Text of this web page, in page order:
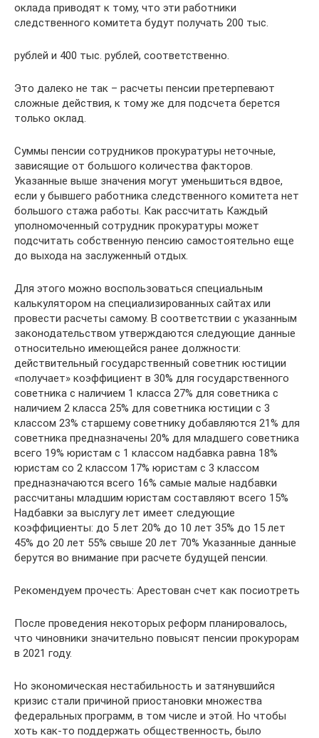
оклада приводят к тому, что эти работники
следственного комитета будут получать 200 тыс.
рублей и 400 тыс. рублей, соответственно.
Это далеко не так – расчеты пенсии претерпевают
сложные действия, к тому же для подсчета берется
только оклад.
Суммы пенсии сотрудников прокуратуры неточные,
зависящие от большого количества факторов.
Указанные выше значения могут уменьшиться вдвое,
если у бывшего работника следственного комитета нет
большого стажа работы. Как рассчитать Каждый
уполномоченный сотрудник прокуратуры может
подсчитать собственную пенсию самостоятельно еще
до выхода на заслуженный отдых.
Для этого можно воспользоваться специальным
калькулятором на специализированных сайтах или
провести расчеты самому. В соответствии с указанным
законодательством утверждаются следующие данные
относительно имеющейся ранее должности:
действительный государственный советник юстиции
«получает» коэффициент в 30% для государственного
советника с наличием 1 класса 27% для советника с
наличием 2 класса 25% для советника юстиции с 3
классом 23% старшему советнику добавляются 21% для
советника предназначены 20% для младшего советника
всего 19% юристам с 1 классом надбавка равна 18%
юристам со 2 классом 17% юристам с 3 классом
предназначаются всего 16% самые малые надбавки
рассчитаны младшим юристам составляют всего 15%
Надбавки за выслугу лет имеет следующие
коэффициенты: до 5 лет 20% до 10 лет 35% до 15 лет
45% до 20 лет 55% свыше 20 лет 70% Указанные данные
берутся во внимание при расчете будущей пенсии.
Рекомендуем прочесть: Арестован счет как посиотреть
После проведения некоторых реформ планировалось,
что чиновники значительно повысят пенсии прокурорам
в 2021 году.
Но экономическая нестабильность и затянувшийся
кризис стали причиной приостановки множества
федеральных программ, в том числе и этой. Но чтобы
хоть как-то поддержать общественность, было